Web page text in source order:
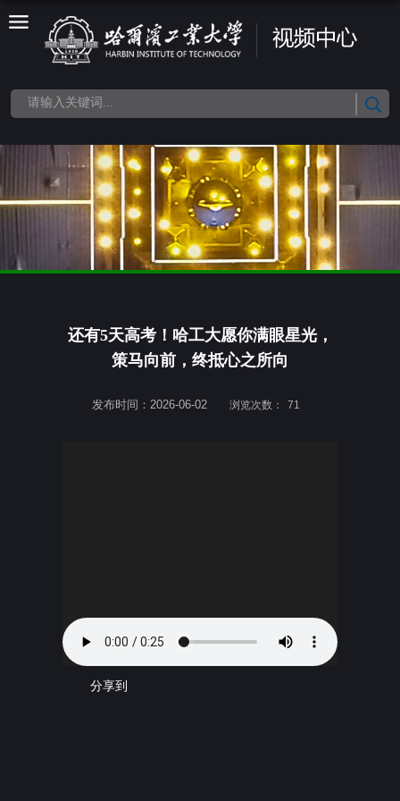
还有5天高考！哈工大愿你满眼星光，
策马向前，终抵心之所向
发布时间：2026-06-02 浏览次数： 71
分享到